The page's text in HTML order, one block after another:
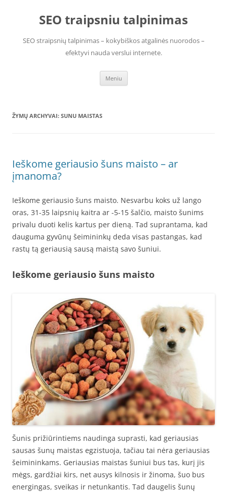
SEO traipsniu talpinimas
SEO straipsnių talpinimas – kokybiškos atgalinės nuorodos –
efektyvi nauda verslui internete.
Meniu
ŽYMŲ ARCHYVAI: SUNU MAISTAS
Ieškome geriausio šuns maisto – ar
įmanoma?
Ieškome geriausio šuns maisto. Nesvarbu koks už lango
oras, 31-35 laipsnių kaitra ar -5-15 šalčio, maisto šunims
privalu duoti kelis kartus per dieną. Tad suprantama, kad
dauguma gyvūnų šeimininkų deda visas pastangas, kad
rastų tą geriausią sausą maistą savo šuniui.
Ieškome geriausio šuns maisto
Šunis prižiūrintiems naudinga suprasti, kad geriausias
sausas šunų maistas egzistuoja, tačiau tai nėra geriausias
šeimininkams. Geriausias maistas šuniui bus tas, kurį jis
mėgs, gardžiai kirs, net ausys kilnosis ir žinoma, šuo bus
energingas, sveikas ir netunkantis. Tad daugelis šunų